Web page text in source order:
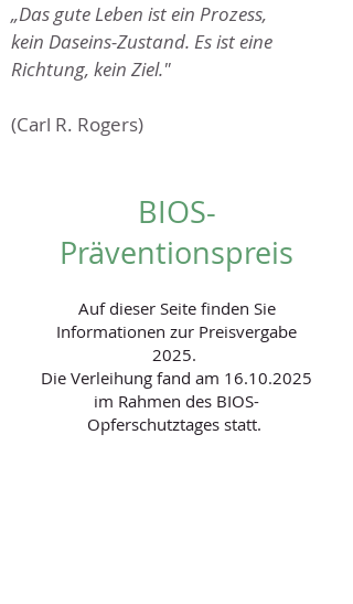
„Das gute Leben ist ein Prozess,
kein Daseins-Zustand. Es ist eine
Richtung, kein Ziel."
(Carl R. Rogers)
BIOS-
Präventionspreis
Auf dieser Seite finden Sie
Informationen zur Preisvergabe
2025.
Die Verleihung fand am 16.10.2025
im Rahmen des BIOS-
Opferschutztages statt.